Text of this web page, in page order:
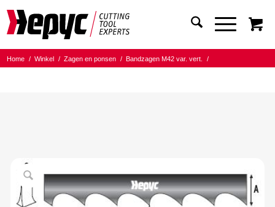
Home / Winkel / Zagen en ponsen / Bandzagen M42 var. vert.
/